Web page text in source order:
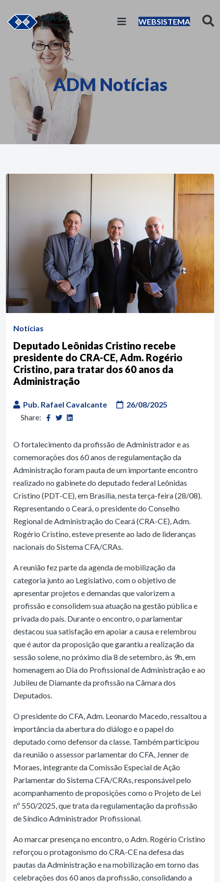
WEBSISTEMA
ADM Notícias
Notícias
Deputado Leônidas Cristino recebe
presidente do CRA-CE, Adm. Rogério
Cristino, para tratar dos 60 anos da
Administração
Pub. Rafael Cavalcante
26/08/2025
Share:
O fortalecimento da profissão de Administrador e as
comemorações dos 60 anos de regulamentação da
Administração foram pauta de um importante encontro
realizado no gabinete do deputado federal Leônidas
Cristino (PDT-CE), em Brasília, nesta terça-feira (28/08).
Representando o Ceará, o presidente do Conselho
Regional de Administração do Ceará (CRA-CE), Adm.
Rogério Cristino, esteve presente ao lado de lideranças
nacionais do Sistema CFA/CRAs.
A reunião fez parte da agenda de mobilização da
categoria junto ao Legislativo, com o objetivo de
apresentar projetos e demandas que valorizem a
profissão e consolidem sua atuação na gestão pública e
privada do país. Durante o encontro, o parlamentar
destacou sua satisfação em apoiar a causa e relembrou
que é autor da proposição que garantiu a realização da
sessão solene, no próximo dia 8 de setembro, às 9h, em
homenagem ao Dia do Profissional de Administração e ao
Jubileu de Diamante da profissão na Câmara dos
Deputados.
O presidente do CFA, Adm. Leonardo Macedo, ressaltou a
importância da abertura do diálogo e o papel do
deputado como defensor da classe. Também participou
da reunião o assessor parlamentar do CFA, Jenner de
Moraes, integrante da Comissão Especial de Ação
Parlamentar do Sistema CFA/CRAs, responsável pelo
acompanhamento de proposições como o Projeto de Lei
nº 550/2025, que trata da regulamentação da profissão
de Síndico Administrador Profissional.
Ao marcar presença no encontro, o Adm. Rogério Cristino
reforçou o protagonismo do CRA-CE na defesa das
pautas da Administração e na mobilização em torno das
celebrações dos 60 anos da profissão, consolidando a